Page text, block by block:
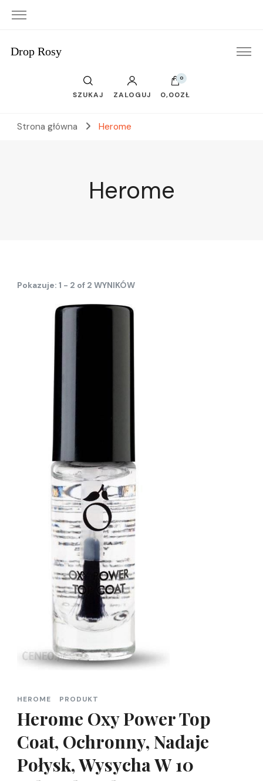
Drop Rosy
SZUKAJ ZALOGUJ
0
0,00ZŁ
Strona główna Herome
Herome
Pokazuje: 1 - 2 of 2 WYNIKÓW
HEROME PRODUKT
Herome Oxy Power Top
Coat, Ochronny, Nadaje
Połysk, Wysycha W 10